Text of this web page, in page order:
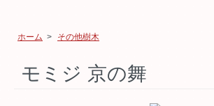
ホーム > その他樹木
モミジ 京の舞